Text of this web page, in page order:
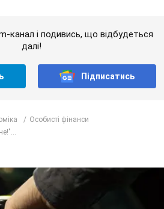
канал і подивись, що відбудеться
далі!
Підписатись
Особисті фінанси